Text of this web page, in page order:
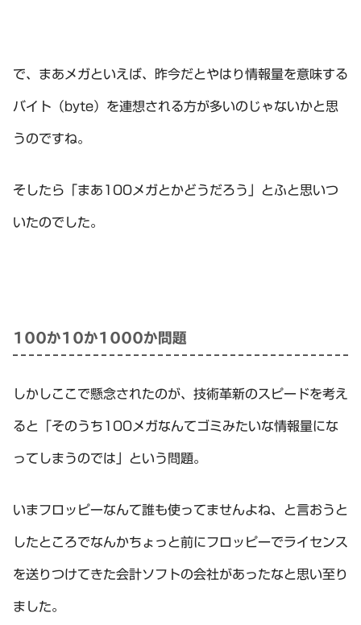
で、まあメガといえば、昨今だとやはり情報量を意味する
バイト（byte）を連想される方が多いのじゃないかと思
うのですね。
そしたら「まあ100メガとかどうだろう」とふと思いつ
いたのでした。
100か10か1000か問題
しかしここで懸念されたのが、技術革新のスピードを考え
ると「そのうち100メガなんてゴミみたいな情報量にな
ってしまうのでは」という問題。
いまフロッピーなんて誰も使ってませんよね、と言おうと
したところでなんかちょっと前にフロッピーでライセンス
を送りつけてきた会計ソフトの会社があったなと思い至り
ました。